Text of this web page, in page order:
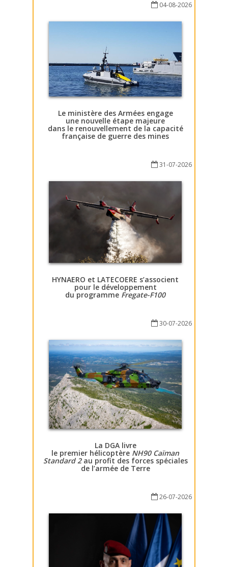
04-08-2026
Le ministère des Armées engage
une nouvelle étape majeure
dans le renouvellement de la capacité
française de guerre des mines
31-07-2026
HYNAERO et LATECOERE s’associent
pour le développement
du programme Fregate-F100
30-07-2026
La DGA livre
le premier hélicoptère NH90 Caïman
Standard 2au profit des forces spéciales
de l’armée de Terre
26-07-2026